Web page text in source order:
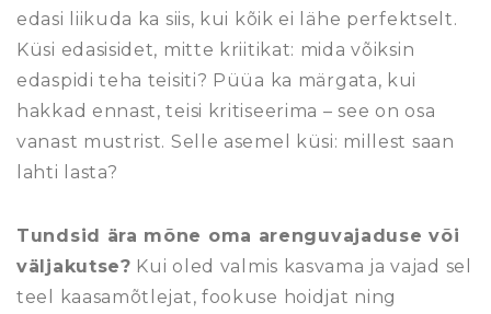
edasi liikuda ka siis, kui kõik ei lähe perfektselt.
Küsi edasisidet, mitte kriitikat: mida võiksin
edaspidi teha teisiti? Püüa ka märgata, kui
hakkad ennast, teisi kritiseerima – see on osa
vanast mustrist. Selle asemel küsi: millest saan
lahti lasta?
Tundsid ära mõne oma arenguvajaduse või
väljakutse? Kui oled valmis kasvama ja vajad sel
teel kaasamõtlejat, fookuse hoidjat ning